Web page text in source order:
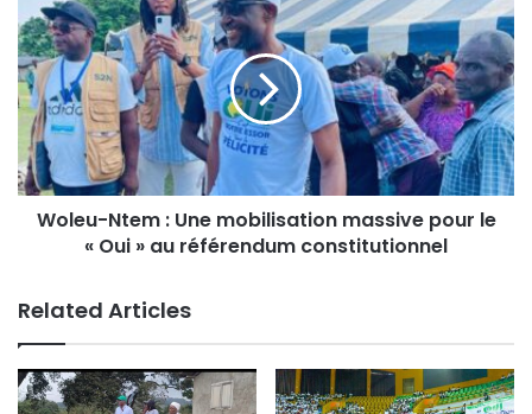
Woleu-Ntem : Une mobilisation massive pour le
« Oui » au référendum constitutionnel
Related Articles